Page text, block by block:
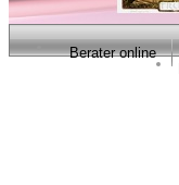
Berater online